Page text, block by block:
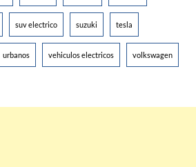
suv electrico suzuki tesla
urbanos vehiculos electricos volkswagen